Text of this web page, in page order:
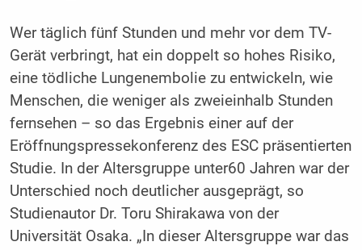
Wer täglich fünf Stunden und mehr vor dem TV-
Gerät verbringt, hat ein doppelt so hohes Risiko,
eine tödliche Lungenembolie zu entwickeln, wie
Menschen, die weniger als zweieinhalb Stunden
fernsehen – so das Ergebnis einer auf der
Eröffnungspressekonferenz des ESC präsentierten
Studie. In der Altersgruppe unter60 Jahren war der
Unterschied noch deutlicher ausgeprägt, so
Studienautor Dr. Toru Shirakawa von der
Universität Osaka. „In dieser Altersgruppe war das